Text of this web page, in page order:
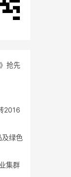
抢先
2016
及绿色
集群